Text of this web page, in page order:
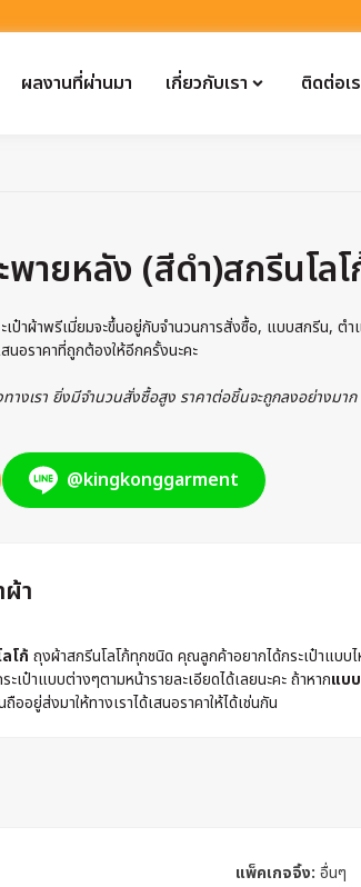
ผลงานที่ผ่านมา เกี่ยวกับเรา ติดต่อเ
ายหลัง (สีดำ)สกรีนโลโ
ะเป๋าผ้าพรีเมี่ยมจะขึ้นอยู่กับจำนวนการสั่งซื้อ, แบบสกรีน,
นอราคาที่ถูกต้องให้อีกครั้งนะคะ
ทางเรา ยิ่งมีจำนวนสั่งซื้อสูง ราคาต่อชิ้นจะถูกลงอย่างมา
@kingkonggarment
า
โก้ ถุงผ้าสกรีนโลโก้ทุกชนิด คุณลูกค้าอยากได้กระเป๋าแบบ
เป๋าแบบต่างๆตามหน้ารายละเอียดได้เลยนะคะ ถ้าหากแบ
ออยู่ส่งมาให้ทางเราได้เสนอราคาให้ได้เช่นกัน
แพ็คเกจจิ้ง: อื่นๆ